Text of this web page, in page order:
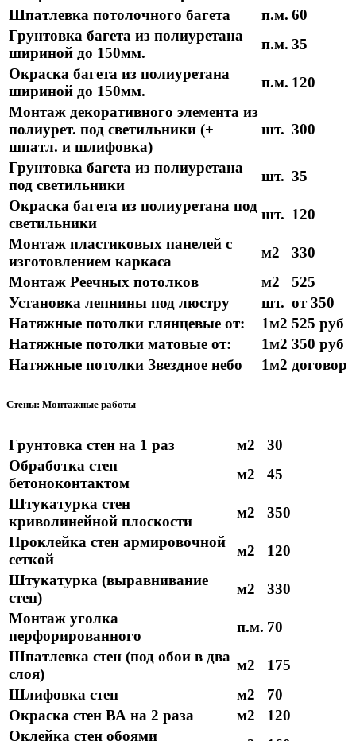
Шпатлевка потолочного багета
п.м. 60
Грунтовка багета из полиуретана
шириной до 150мм.
п.м. 35
Окраска багета из полиуретана
шириной до 150мм.
п.м. 120
Монтаж декоративного элемента из
полиурет. под светильники (+
шпатл. и шлифовка)
шт. 300
Грунтовка багета из полиуретана
под светильники
шт. 35
Окраска багета из полиуретана под
светильники
шт. 120
Монтаж пластиковых панелей с
изготовлением каркаса
м2
330
Монтаж Реечных потолков
м2
525
Установка лепнины под люстру
шт. от 350
Натяжные потолки глянцевые от:
1м2 525 руб
Натяжные потолки матовые от:
1м2 350 руб
Натяжные потолки Звездное небо
1м2 договор
Стены: Монтажные работы
Грунтовка стен на 1 раз м2
30
Обработка стен
бетоноконтактом
м2
45
Штукатурка стен
криволинейной плоскости
м2
350
Проклейка стен армировочной
сеткой
м2
120
Штукатурка (выравнивание
стен)
м2
330
Монтаж уголка
перфорированного
п.м. 70
Шпатлевка стен (под обои в два
слоя)
м2
175
Шлифовка стен
м2
70
Окраска стен ВА на 2 раза
м2
120
Оклейка стен обоями